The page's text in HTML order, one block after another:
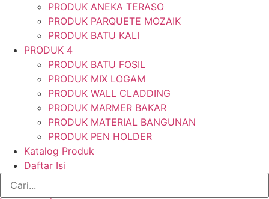
PRODUK ANEKA TERASO
PRODUK PARQUETE MOZAIK
PRODUK BATU KALI
PRODUK 4
PRODUK BATU FOSIL
PRODUK MIX LOGAM
PRODUK WALL CLADDING
PRODUK MARMER BAKAR
PRODUK MATERIAL BANGUNAN
PRODUK PEN HOLDER
Katalog Produk
Daftar Isi